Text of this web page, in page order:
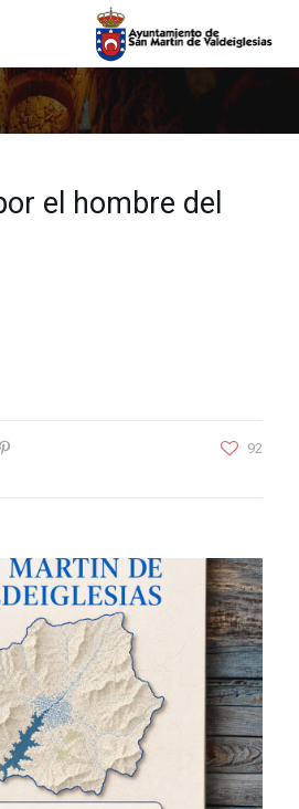
el hombre del
92